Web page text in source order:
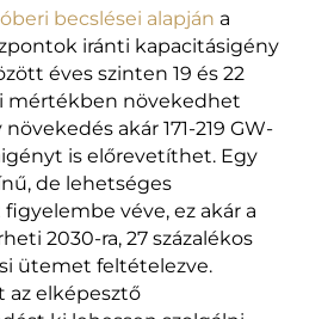
becslései alapján a
iránti kapacitásigény
éves szinten 19 és 22
mértékben növekedhet
akár 171-219 GW-
is előrevetíthet. Egy
de lehetséges
véve, ez akár a
2030-ra, 27 százalékos
ütemet feltételezve.
az elképesztő